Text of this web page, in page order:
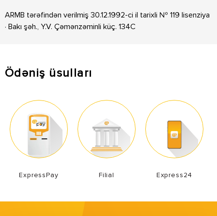
ARMB tərəfindən verilmiş 30.12.1992-ci il tarixli № 119 lisenziya
· Bakı şəh., Y.V. Çəmənzəminli küç. 134C
Ödəniş üsulları
ExpressPay Filial Express24